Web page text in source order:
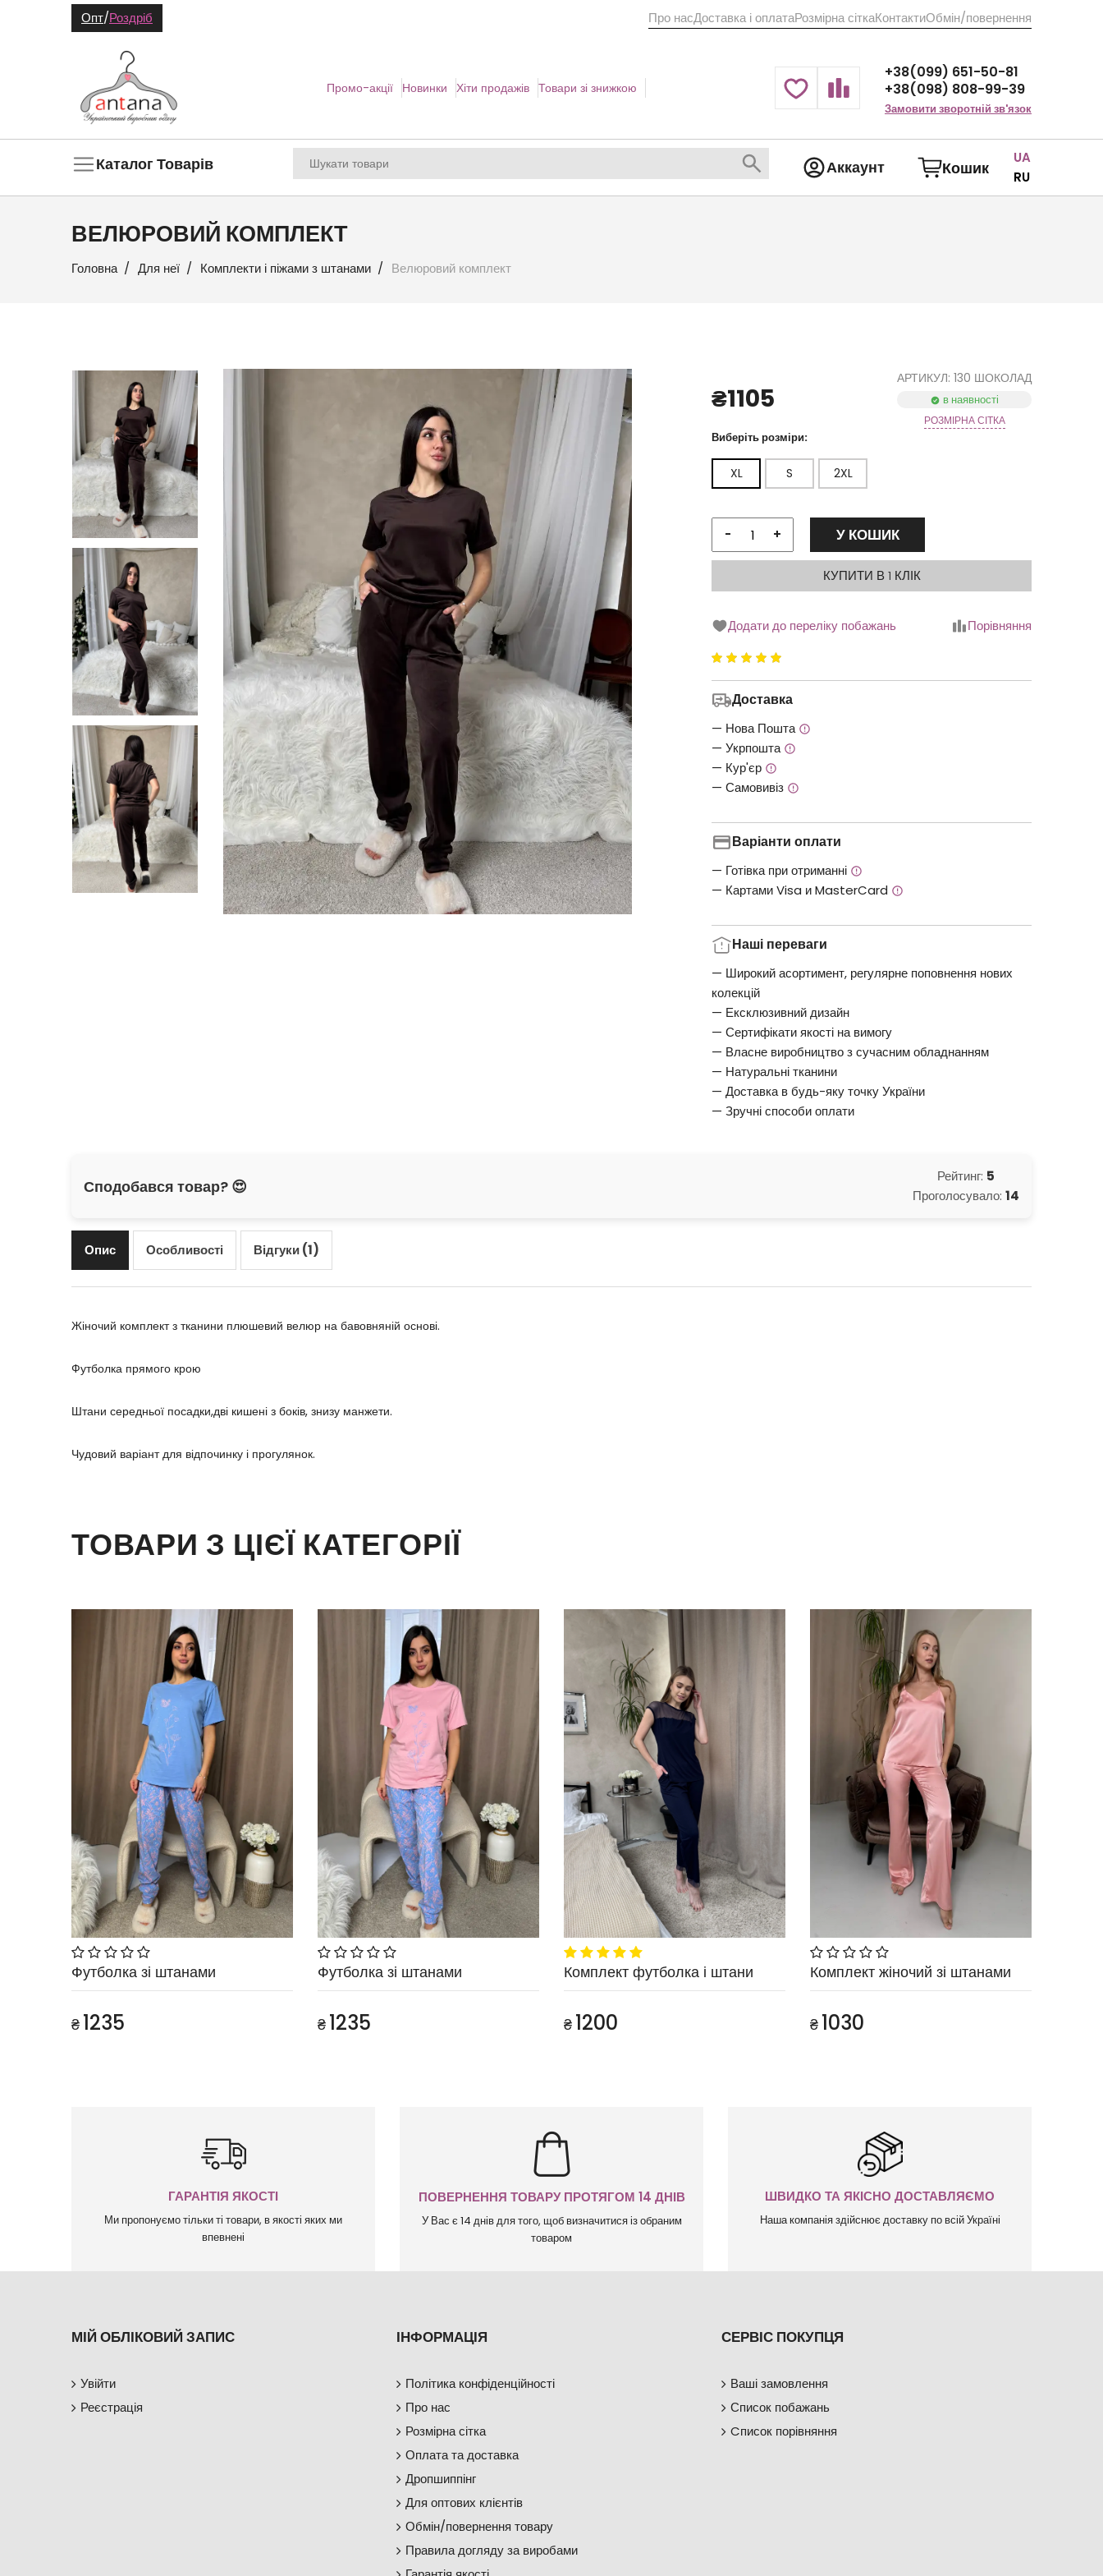
Опт/Роздріб Про насДоставка і оплатаРозмірна сіткаКонтактиОбмін/повернення
Промо-акції Новинки Хіти продажів Товари зі знижкою
+38(099) 651-50-81
+38(098) 808-99-39
Замовити зворотній зв'язок
Каталог Товарів Аккаунт Кошик
UA
RU
ВЕЛЮРОВИЙ КОМПЛЕКТ
Головна Для неї Комплекти і піжами з штанами Велюровий комплект
₴1105
АРТИКУЛ: 130 ШОКОЛАД
в наявності
РОЗМІРНА СІТКА
Виберіть розміри:
XL S 2XL
- + У КОШИК
КУПИТИ В 1 КЛІК
Додати до переліку побажань Порівняння
5.00
5
Доставка
— Нова Пошта
— Укрпошта
— Кур'єр
— Самовивіз
Варіанти оплати
— Готівка при отриманні
— Картами Visa и MasterCard
Наші переваги
— Широкий асортимент, регулярне поповнення нових
колекцій
— Ексклюзивний дизайн
— Сертифікати якості на вимогу
— Власне виробництво з сучасним обладнанням
— Натуральні тканини
— Доставка в будь-яку точку України
— Зручні способи оплати
Сподобався товар? 😍 Рейтинг: 5
Проголосувало: 14
Опис Особливості Відгуки (1)
Жіночий комплект з тканини плюшевий велюр на бавовняній основі.
Футболка прямого крою
Штани середньої посадки,дві кишені з боків, знизу манжети.
Чудовий варіант для відпочинку і прогулянок.
ТОВАРИ З ЦІЄЇ КАТЕГОРІЇ
Футболка зі штанами
₴ 1235
Футболка зі штанами
₴ 1235
Комплект футболка і штани
₴ 1200
Комплект жіночий зі штанами
₴ 1030
ГАРАНТІЯ ЯКОСТІ
Ми пропонуємо тільки ті товари, в якості яких ми
впевнені
ПОВЕРНЕННЯ ТОВАРУ ПРОТЯГОМ 14 ДНІВ
У Вас є 14 днів для того, щоб визначитися із обраним
товаром
ШВИДКО ТА ЯКІСНО ДОСТАВЛЯЄМО
Наша компанія здійснює доставку по всій Україні
МІЙ ОБЛІКОВИЙ ЗАПИС
Увійти
Реєстрація
ІНФОРМАЦІЯ
Політика конфіденційності
Про нас
Розмірна сітка
Оплата та доставка
Дропшиппінг
Для оптових клієнтів
Обмін/повернення товару
Правила догляду за виробами
СЕРВІС ПОКУПЦЯ
Ваші замовлення
Список побажань
Cписок порівняння